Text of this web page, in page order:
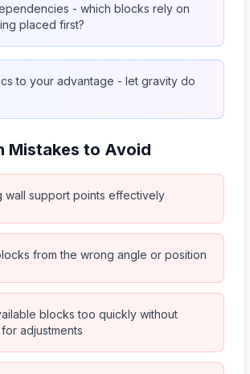
- which blocks rely on
placed first?
to your advantage - let gravity do
Mistakes to Avoid
wall support points effectively
from the wrong angle or position
blocks too quickly without
adjustments